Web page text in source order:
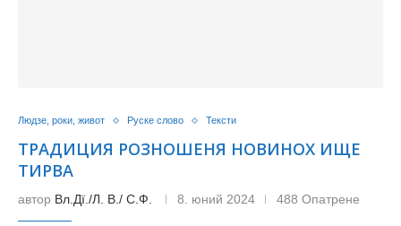
Людзе, роки, живот Руске слово Тексти
ТРАДИЦИЯ РОЗНОШЕНЯ НОВИНОХ ИЩЕ
ТИРВА
автор Вл.Дї./Л. В./ С.Ф. 8. юний 2024 488 Опатрене